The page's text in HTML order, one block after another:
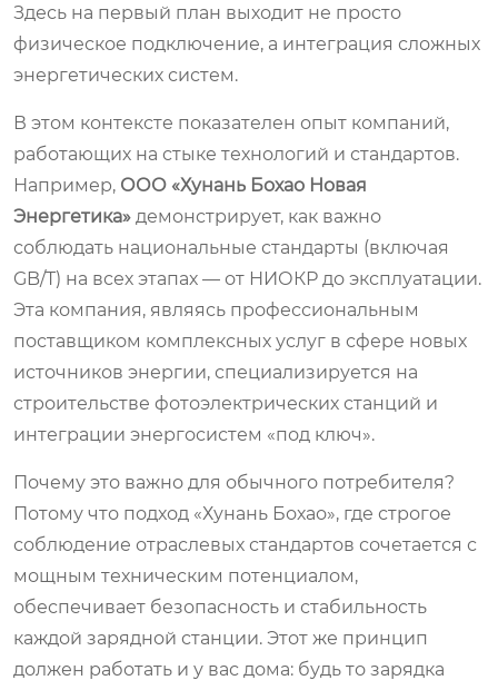
Здесь на первый план выходит не просто
физическое подключение, а интеграция сложных
энергетических систем.
В этом контексте показателен опыт компаний,
работающих на стыке технологий и стандартов.
Например, ООО «Хунань Бохао Новая
Энергетика» демонстрирует, как важно
соблюдать национальные стандарты (включая
GB/T) на всех этапах — от НИОКР до эксплуатации.
Эта компания, являясь профессиональным
поставщиком комплексных услуг в сфере новых
источников энергии, специализируется на
строительстве фотоэлектрических станций и
интеграции энергосистем «под ключ».
Почему это важно для обычного потребителя?
Потому что подход «Хунань Бохао», где строгое
соблюдение отраслевых стандартов сочетается с
мощным техническим потенциалом,
обеспечивает безопасность и стабильность
каждой зарядной станции. Этот же принцип
должен работать и у вас дома: будь то зарядка